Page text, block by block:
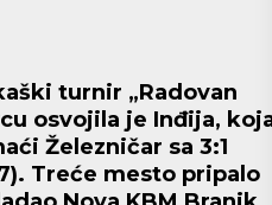
turnir „Radovan
osvojila je Inđija,
Železničar sa 3:1
Treće mesto pripalo